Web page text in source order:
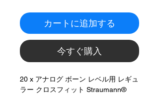
格
カートに追加する
今すぐ購入
20 x アナログ ボーン レベル用 レギュ
ラー クロスフィット Straumann®